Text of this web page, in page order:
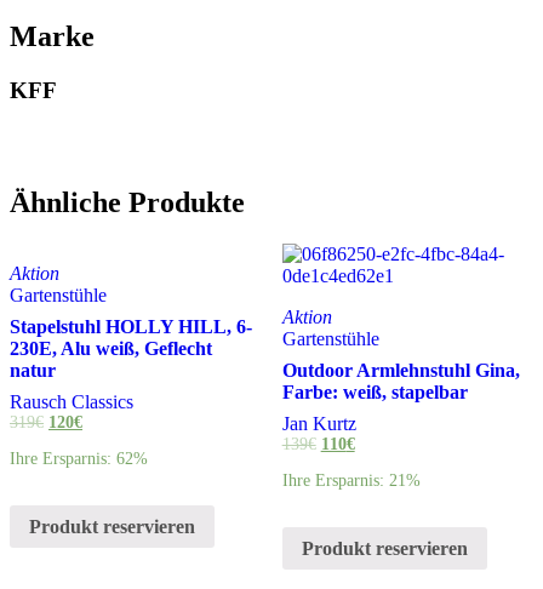
Marke
KFF
Ähnliche Produkte
Aktion
Gartenstühle
Stapelstuhl HOLLY HILL, 6-
230E, Alu weiß, Geflecht
natur
Rausch Classics
319€ 120€
Ihre Ersparnis: 62%
Produkt reservieren
Aktion
Gartenstühle
Outdoor Armlehnstuhl Gina,
Farbe: weiß, stapelbar
Jan Kurtz
139€ 110€
Ihre Ersparnis: 21%
Produkt reservieren